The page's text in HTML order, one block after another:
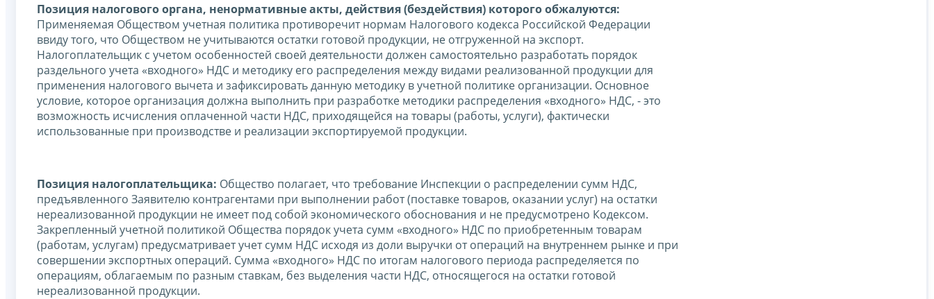
Позиция налогового органа, ненормативные акты, действия (бездействия) которого обжалуются:
Применяемая Обществом учетная политика противоречит нормам Налогового кодекса Российской Федерации
ввиду того, что Обществом не учитываются остатки готовой продукции, не отгруженной на экспорт.
Налогоплательщик с учетом особенностей своей деятельности должен самостоятельно разработать порядок
раздельного учета «входного» НДС и методику его распределения между видами реализованной продукции для
применения налогового вычета и зафиксировать данную методику в учетной политике организации. Основное
условие, которое организация должна выполнить при разработке методики распределения «входного» НДС, - это
возможность исчисления оплаченной части НДС, приходящейся на товары (работы, услуги), фактически
использованные при производстве и реализации экспортируемой продукции.
Позиция налогоплательщика: Общество полагает, что требование Инспекции о распределении сумм НДС,
предъявленного Заявителю контрагентами при выполнении работ (поставке товаров, оказании услуг) на остатки
нереализованной продукции не имеет под собой экономического обоснования и не предусмотрено Кодексом.
Закрепленный учетной политикой Общества порядок учета сумм «входного» НДС по приобретенным товарам
(работам, услугам) предусматривает учет сумм НДС исходя из доли выручки от операций на внутреннем рынке и при
совершении экспортных операций. Сумма «входного» НДС по итогам налогового периода распределяется по
операциям, облагаемым по разным ставкам, без выделения части НДС, относящегося на остатки готовой
нереализованной продукции.